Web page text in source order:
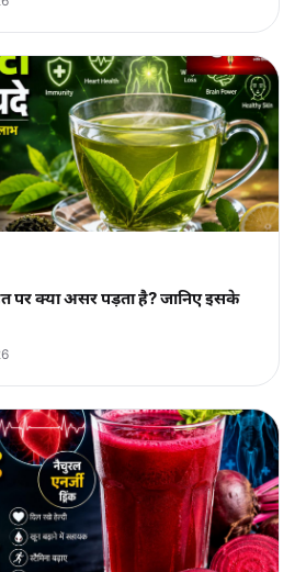
पर क्या असर पड़ता है? जानिए इसके